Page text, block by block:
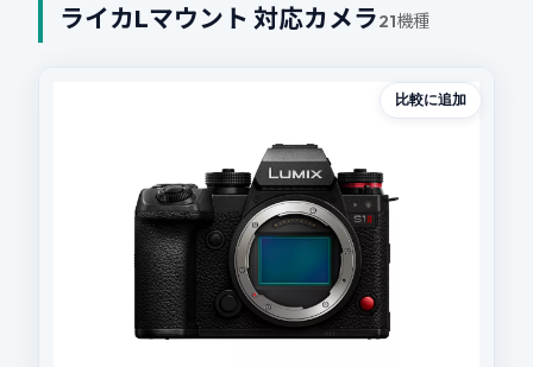
ライカLマウント 対応カメラ21機種
比較に追加